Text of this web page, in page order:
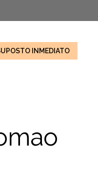
INMEDIATO